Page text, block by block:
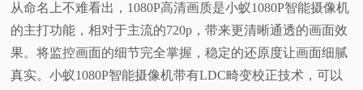
从命名上不难看出，1080P高清画质是小蚁1080P智能摄像机
的主打功能，相对于主流的720p，带来更清晰通透的画面效
果。将监控画面的细节完全掌握，稳定的还原度让画面细腻
真实。小蚁1080P智能摄像机带有LDC畸变校正技术，可以